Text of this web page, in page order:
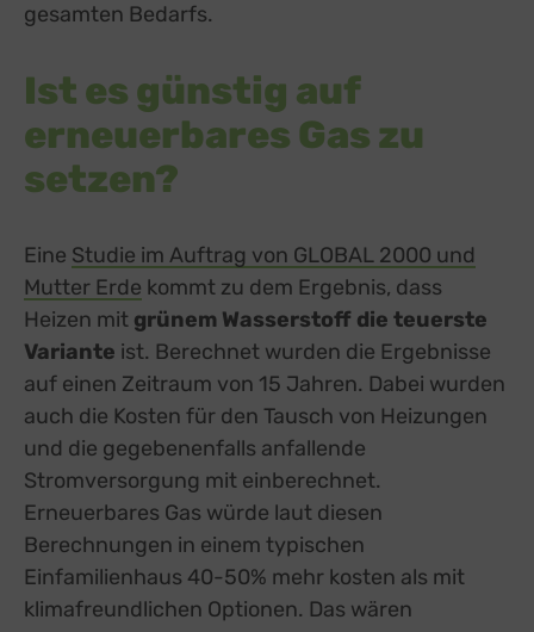
gesamten Bedarfs.
Ist es günstig auf
erneuerbares Gas zu
setzen?
Eine Studie im Auftrag von GLOBAL 2000 und
Mutter Erde kommt zu dem Ergebnis, dass
Heizen mit grünem Wasserstoff die teuerste
Variante ist. Berechnet wurden die Ergebnisse
auf einen Zeitraum von 15 Jahren. Dabei wurden
auch die Kosten für den Tausch von Heizungen
und die gegebenenfalls anfallende
Stromversorgung mit einberechnet.
Erneuerbares Gas würde laut diesen
Berechnungen in einem typischen
Einfamilienhaus 40-50% mehr kosten als mit
klimafreundlichen Optionen. Das wären